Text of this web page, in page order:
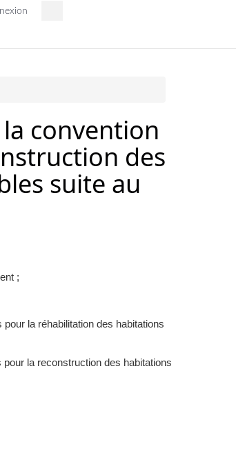
convention
des
suite au
;
la réhabilitation des habitations
la reconstruction des habitations